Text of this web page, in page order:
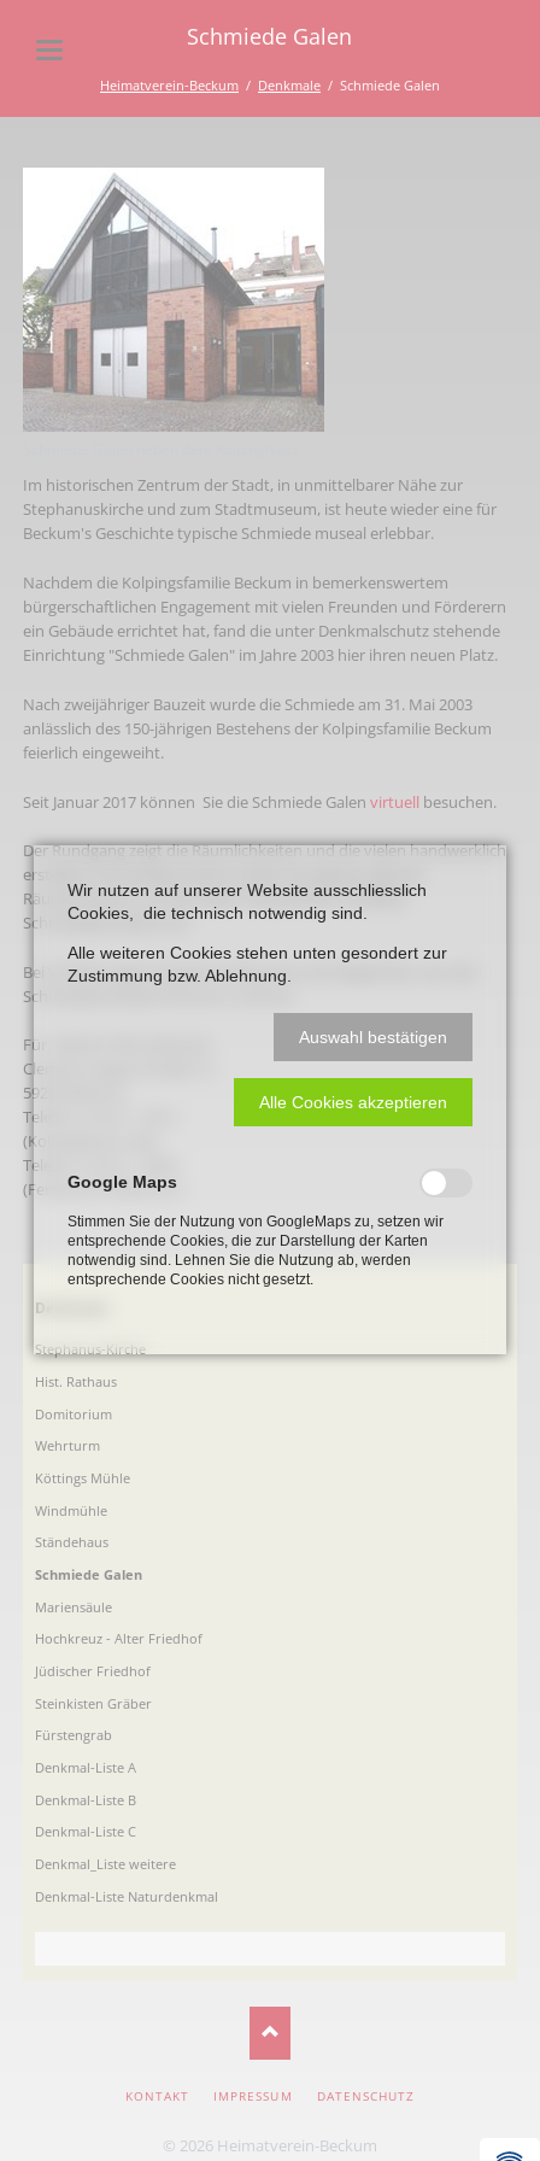
Schmiede Galen
Heimatverein-Beckum Denkmale Schmiede Galen
Im historischen Zentrum der Stadt, in unmittelbarer Nähe zur
Stephanuskirche und zum Stadtmuseum, ist heute wieder eine für
Beckum's Geschichte typische Schmiede museal erlebbar.
Nachdem die Kolpingsfamilie Beckum in bemerkenswertem
bürgerschaftlichen Engagement mit vielen Freunden und Förderern
ein Gebäude errichtet hat, fand die unter Denkmalschutz stehende
Einrichtung "Schmiede Galen" im Jahre 2003 hier ihren neuen Platz.
Nach zweijähriger Bauzeit wurde die Schmiede am 31. Mai 2003
anlässlich des 150-jährigen Bestehens der Kolpingsfamilie Beckum
feierlich eingeweiht.
Seit Januar 2017 können Sie die Schmiede Galen virtuell besuchen.
Der Rundgang zeigt die Räumlichkeiten und die vielen handwerklich
erstellten Schmiedeprodukte aufDer Rundgang zeigt die
Räumlichkeiten und die vielen handwerklich erstellten
Schmiedeprodukte auf.
Bei Vorführungen besteht für Besucher die Möglichkeit, das alte
Schmiedehandwerk kennen zu lernen.
Für nähere Informationen:
Clemens-August-Straße 10
59269 Beckum
Telefon: 0 25 21 - 34 12
(Kolpinghaus) oder
Telefon: 0 25 21 - 68 06
(Ferdinand Plaßmann)
Navigation
Denkmale
Stephanus-Kirche
Hist. Rathaus
Domitorium
Wehrturm
Köttings Mühle
Windmühle
Ständehaus
Schmiede Galen
Mariensäule
Hochkreuz - Alter Friedhof
Jüdischer Friedhof
Steinkisten Gräber
Fürstengrab
Denkmal-Liste A
Denkmal-Liste B
Denkmal-Liste C
Denkmal_Liste weitere
Denkmal-Liste Naturdenkmal
NAVIGATION
KONTAKT IMPRESSUM DATENSCHUTZ
© 2026 Heimatverein-Beckum
Wir nutzen auf unserer Website ausschliesslich
Cookies, die technisch notwendig sind.
Alle weiteren Cookies stehen unten gesondert zur
Zustimmung bzw. Ablehnung.
Auswahl bestätigen
Alle Cookies akzeptieren
Google Maps
Stimmen Sie der Nutzung von GoogleMaps zu, setzen wir
entsprechende Cookies, die zur Darstellung der Karten
notwendig sind. Lehnen Sie die Nutzung ab, werden
entsprechende Cookies nicht gesetzt.